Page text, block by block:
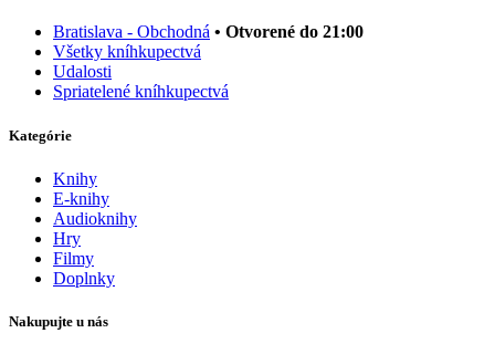
Bratislava - Obchodná • Otvorené do 21:00
Všetky kníhkupectvá
Udalosti
Spriatelené kníhkupectvá
Kategórie
Knihy
E-knihy
Audioknihy
Hry
Filmy
Doplnky
Nakupujte u nás